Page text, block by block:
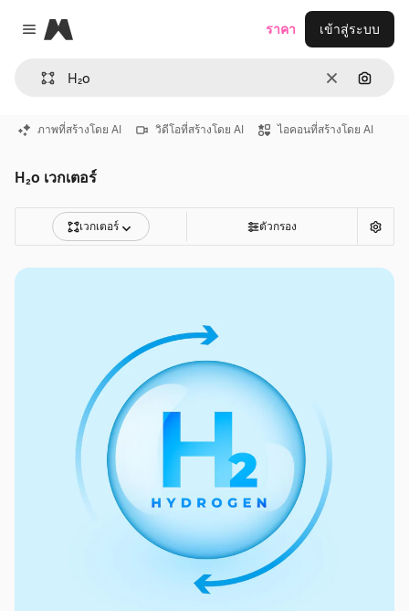
Close menu
Magnific
ชัดเจนค้นหา
ราคา เข้าสู่ระบบ
ภาพที่สร้างโดย AI วิดีโอที่สร้างโดย AI ไอคอนที่สร้างโดย AI
H₂o เวกเตอร์
เวกเตอร์ ตัวกรอง